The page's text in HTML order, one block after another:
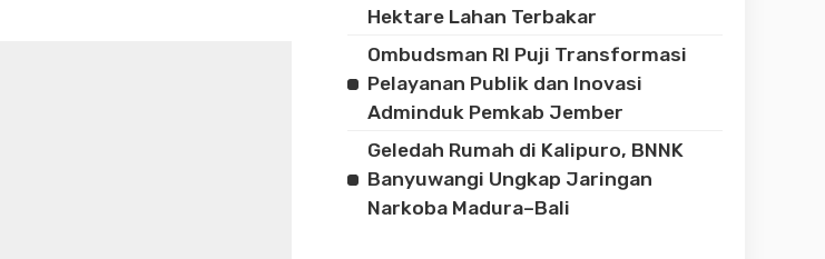
Hektare Lahan Terbakar
Ombudsman RI Puji Transformasi
Pelayanan Publik dan Inovasi
Adminduk Pemkab Jember
Geledah Rumah di Kalipuro, BNNK
Banyuwangi Ungkap Jaringan
Narkoba Madura–Bali